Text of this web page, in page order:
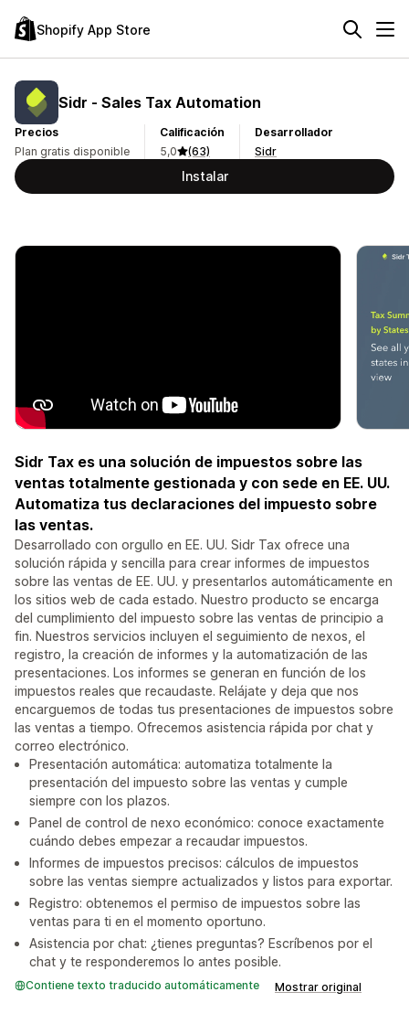
Shopify App Store
Sidr ‑ Sales Tax Automation
Precios
Plan gratis disponible
Calificación
5,0
(63)
Desarrollador
Sidr
Instalar
Sidr Tax es una solución de impuestos sobre las
ventas totalmente gestionada y con sede en EE. UU.
Automatiza tus declaraciones del impuesto sobre
las ventas.
Desarrollado con orgullo en EE. UU. Sidr Tax ofrece una
solución rápida y sencilla para crear informes de impuestos
sobre las ventas de EE. UU. y presentarlos automáticamente en
los sitios web de cada estado. Nuestro producto se encarga
del cumplimiento del impuesto sobre las ventas de principio a
fin. Nuestros servicios incluyen el seguimiento de nexos, el
registro, la creación de informes y la automatización de las
presentaciones. Los informes se generan en función de los
impuestos reales que recaudaste. Relájate y deja que nos
encarguemos de todas tus presentaciones de impuestos sobre
las ventas a tiempo. Ofrecemos asistencia rápida por chat y
correo electrónico.
Presentación automática: automatiza totalmente la
presentación del impuesto sobre las ventas y cumple
siempre con los plazos.
Panel de control de nexo económico: conoce exactamente
cuándo debes empezar a recaudar impuestos.
Informes de impuestos precisos: cálculos de impuestos
sobre las ventas siempre actualizados y listos para exportar.
Registro: obtenemos el permiso de impuestos sobre las
ventas para ti en el momento oportuno.
Asistencia por chat: ¿tienes preguntas? Escríbenos por el
chat y te responderemos lo antes posible.
Contiene texto traducido automáticamente Mostrar original